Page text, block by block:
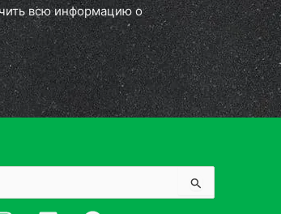
всю информацию о